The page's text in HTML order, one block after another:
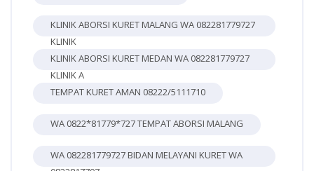
KLINIK ABORSI KURET MALANG WA 082281779727
KLINIK
KLINIK ABORSI KURET MEDAN WA 082281779727
KLINIK A
TEMPAT KURET AMAN 08222/5111710
WA 0822*81779*727 TEMPAT ABORSI MALANG
WA 082281779727 BIDAN MELAYANI KURET WA